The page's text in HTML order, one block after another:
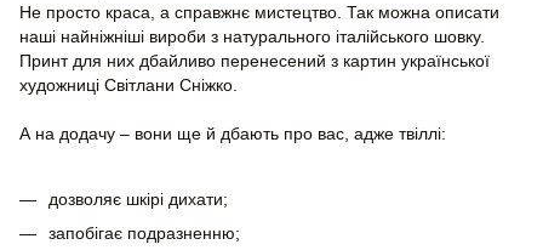
Не просто краса, а справжнє мистецтво. Так можна описати
наші найніжніші вироби з натурального італійського шовку.
Принт для них дбайливо перенесений з картин української
художниці Світлани Сніжко.
А на додачу – вони ще й дбають про вас, адже твіллі:
дозволяє шкірі дихати;
запобігає подразненню;